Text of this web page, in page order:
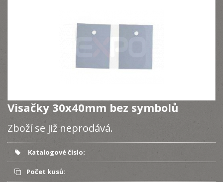
Visačky 30x40mm bez symbolů
Zboží se již neprodává.
Katalogové číslo:
Počet kusů: